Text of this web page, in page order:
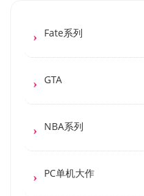
Fate系列
GTA
NBA系列
PC单机大作